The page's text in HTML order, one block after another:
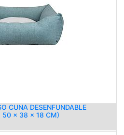
CUNA DESENFUNDABLE
50 x 38 x 18 CM)